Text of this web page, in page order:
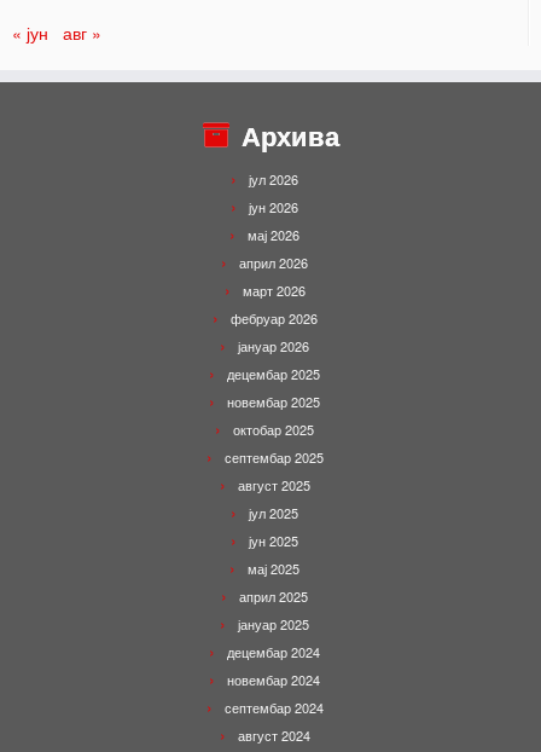
« јун авг »
Архива
јул 2026
јун 2026
мај 2026
април 2026
март 2026
фебруар 2026
јануар 2026
децембар 2025
новембар 2025
октобар 2025
септембар 2025
август 2025
јул 2025
јун 2025
мај 2025
април 2025
јануар 2025
децембар 2024
новембар 2024
септембар 2024
август 2024